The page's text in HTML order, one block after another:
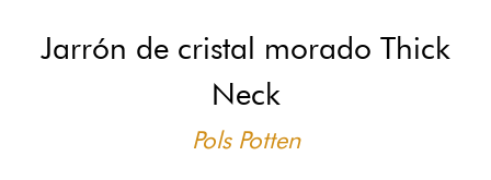
Jarrón de cristal morado Thick
Neck
Pols Potten